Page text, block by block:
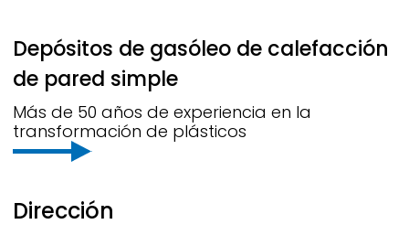
Depósitos de gasóleo de calefacción
de pared simple
Más de 50 años de experiencia en la
transformación de plásticos
Dirección